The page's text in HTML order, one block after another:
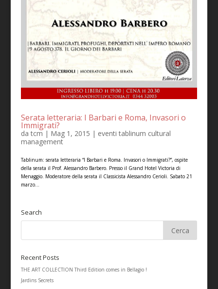
Serata letteraria: I Barbari e Roma, Invasori o
Immigrati?
datcm | Mag 1, 2015 | eventi tablinum cultural
management
Tablinum: serata letteraria “I Barbari e Roma. Invasori o Immigrati?”, ospite
della serata il Prof. Alessandro Barbero. Presso il Grand Hotel Victoria di
Menaggio. Moderatore della serata il Classicista Alessandro Cerioli. Sabato 21
marzo...
Search
Recent Posts
THE ART COLLECTION Third Edition comes in Bellagio !
Jardins Secrets